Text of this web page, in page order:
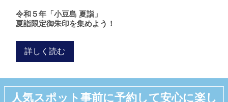
令和５年「小豆島 夏詣」
夏詣限定御朱印を集めよう！
詳しく読む
人気スポット事前に予約して安心に楽し